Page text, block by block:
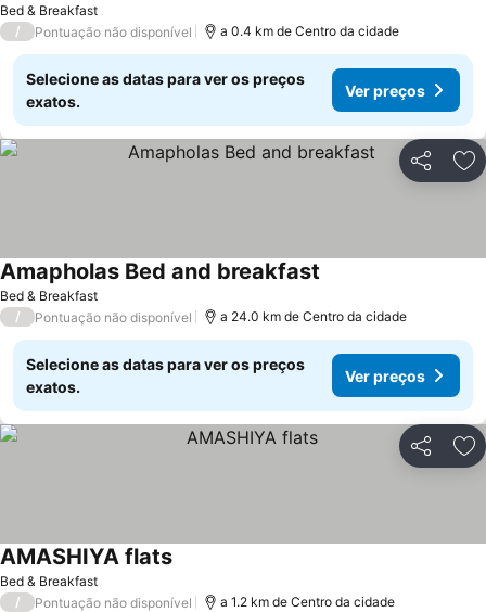
Bed & Breakfast
/ Pontuação não disponível a 0.4 km de Centro da cidade
Selecione as datas para ver os preços
exatos.
Ver preços
Partilhar
Bed & Breakfast
Amapholas Bed and breakfast
/ Pontuação não disponível a 24.0 km de Centro da cidade
Selecione as datas para ver os preços
exatos.
Ver preços
Partilhar
Bed & Breakfast
AMASHIYA flats
/ Pontuação não disponível a 1.2 km de Centro da cidade